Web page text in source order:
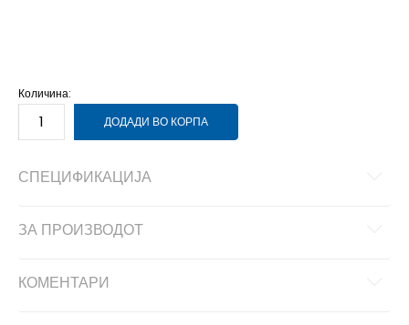
Количина:
ДОДАДИ ВО КОРПА
СПЕЦИФИКАЦИЈА
ЗА ПРОИЗВОДОТ
КОМЕНТАРИ